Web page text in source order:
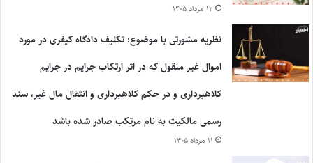
۱۲ مرداد ۱۴۰۵
نظریه مشورتی با موضوع: تکلیف دادگاه کیفری در مورد
اموال غیر منقول که در اثر ارتکاب جرایم در جرایم
کلاهبرداری و در حکم کلاهبرداری و انتقال مال غیر، سند
رسمی مالکیت به نام مرتکب صادر شده باشد
۱۱ مرداد ۱۴۰۵